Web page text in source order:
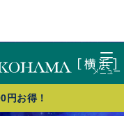
円お得！